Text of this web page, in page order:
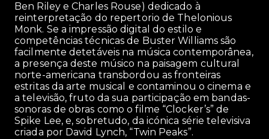
Ben Riley e Charles Rouse) dedicado à
reinterpretação do repertorio de Thelonious
Monk. Se a impressão digital do estilo e
competências técnicas de Buster Williams são
facilmente detetáveis na música contemporânea,
a presença deste músico na paisagem cultural
norte-americana transbordou as fronteiras
estritas da arte musical e contaminou o cinema e
a televisão, fruto da sua participação em bandas-
sonoras de obras como o filme “Clocker’s” de
Spike Lee, e, sobretudo, da icónica série televisiva
criada por David Lynch, “Twin Peaks”.